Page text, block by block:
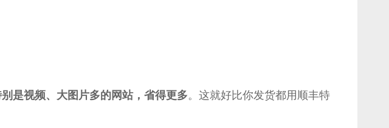
是视频、大图片多的网站，省得更多。这就好比你发货都用顺丰特